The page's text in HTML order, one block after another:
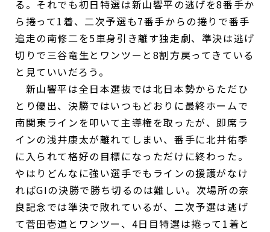
る。それでも初日特選は新山響平の逃げを8番手か
ら捲って1着、二次予選も7番手からの捲りで番手
追走の南修二を5車身引き離す独走劇、準決は逃げ
切りで三谷竜生とワンツーと8割方戻ってきている
と見ていいだろう。
新山響平は全日本選抜では北日本勢からただひ
とり優出、決勝ではいつもどおりに最終ホームで
南関東ラインを叩いて主導権を取ったが、即席ラ
インの浅井康太が離れてしまい、番手に北井佑季
に入られて格好の目標になっただけに終わった。
やはりどんなに強い選手でもラインの援護がなけ
ればGIの決勝で勝ち切るのは難しい。次場所の奈
良記念では準決で敗れているが、二次予選は逃げ
て菅田壱道とワンツー、4日目特選は捲って1着と